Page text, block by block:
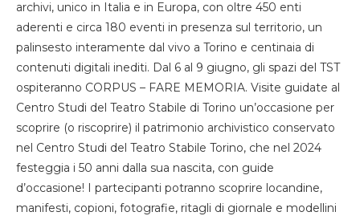
archivi, unico in Italia e in Europa, con oltre 450 enti
aderenti e circa 180 eventi in presenza sul territorio, un
palinsesto interamente dal vivo a Torino e centinaia di
contenuti digitali inediti. Dal 6 al 9 giugno, gli spazi del TST
ospiteranno CORPUS – FARE MEMORIA. Visite guidate al
Centro Studi del Teatro Stabile di Torino un’occasione per
scoprire (o riscoprire) il patrimonio archivistico conservato
nel Centro Studi del Teatro Stabile Torino, che nel 2024
festeggia i 50 anni dalla sua nascita, con guide
d’occasione! I partecipanti potranno scoprire locandine,
manifesti, copioni, fotografie, ritagli di giornale e modellini